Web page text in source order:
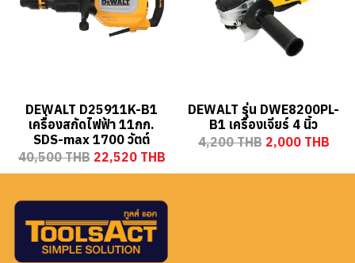
DEWALT D25911K-B1
เครื่องสกัดไฟฟ้า 11กก.
SDS-max 1700 วัตต์
40,500 THB 22,520 THB
DEWALT รุ่น DWE8200PL-
B1 เครื่องเจียร์ 4 นิ้ว
4,200 THB 2,000 THB